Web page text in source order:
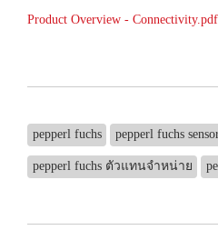
Product Overview - Connectivity.pdf
pepperl fuchs pepperl fuchs
pepperl fuchs ตัวแทนจำหน่าย